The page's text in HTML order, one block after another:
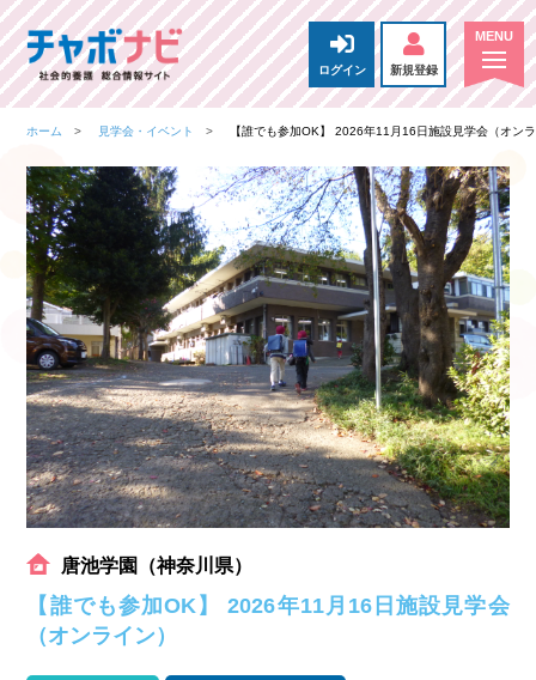
ログイン 新規登録
ホーム 見学会・イベント 【誰でも参加OK】 2026年11月16日施設見学会（オン
唐池学園（神奈川県）
【誰でも参加OK】 2026年11月16日施設見学会
（オンライン）